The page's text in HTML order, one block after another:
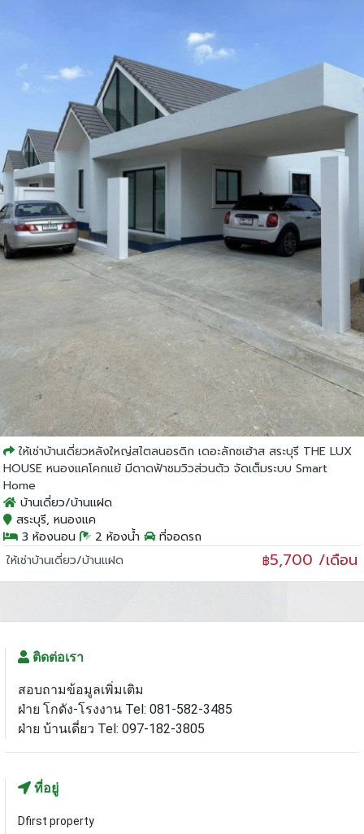
ให้เช่าบ้านเดี่ยวหลังใหญ่สไตลนอรดิก เดอะลักซเฮ้าส สระบุรี THE LUX
HOUSE หนองแคโคกแย้ มีดาดฟ้าชมวิวส่วนตัว จัดเต็มระบบ Smart
Home
บ้านเดี่ยว/บ้านแฝด
สระบุรี, หนองแค
3 ห้องนอน
2 ห้องน้ำ
ที่จอดรถ
ให้เช่าบ้านเดี่ยว/บ้านแฝด
฿5,700 /เดือน
ติดต่อเรา
สอบถามข้อมูลเพิ่มเติม
ฝ่าย โกดัง-โรงงาน Tel: 081-582-3485
ฝ่าย บ้านเดี่ยว Tel: 097-182-3805
ที่อยู่
Dfirst property